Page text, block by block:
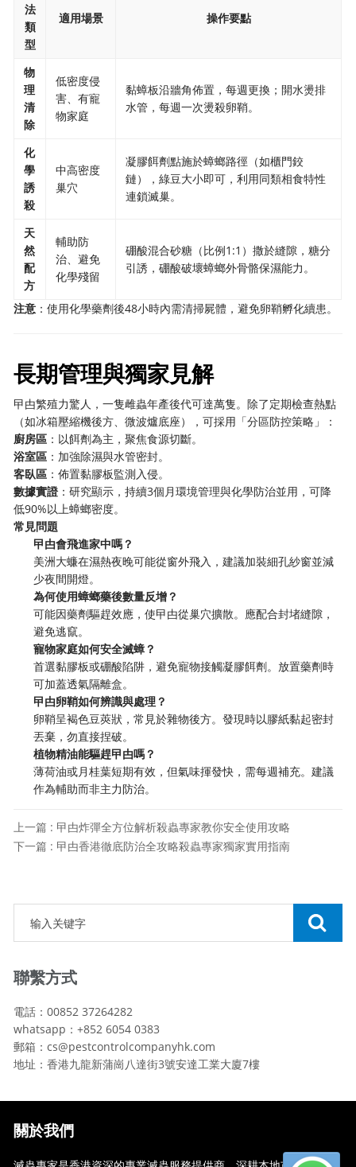
法
類
型
適用場景 操作要點
物
理
清
除
低密度侵
害、有寵
物家庭
黏蟑板沿牆角佈置，每週更換；開水燙排
水管，每週一次燙殺卵鞘。
化
學
誘
殺
中高密度
巢穴
凝膠餌劑點施於蟑螂路徑（如櫃門鉸
鏈），綠豆大小即可，利用同類相食特性
連鎖滅巢。
天
然
配
方
輔助防
治、避免
化學殘留
硼酸混合砂糖（比例1:1）撒於縫隙，糖分
引誘，硼酸破壞蟑螂外骨骼保濕能力。
注意 ：使用化學藥劑後48小時內需清掃屍體，避免卵鞘孵化續患。
長期管理與獨家見解
曱甴繁殖力驚人，一隻雌蟲年產後代可達萬隻。除了定期檢查熱點
（如冰箱壓縮機後方、微波爐底座），可採用「分區防控策略」：
廚房區 ：以餌劑為主，聚焦食源切斷。
浴室區 ：加強除濕與水管密封。
客臥區 ：佈置黏膠板監測入侵。
數據實證 ：研究顯示，持續3個月環境管理與化學防治並用，可降
低90%以上蟑螂密度。
常見問題
曱甴會飛進家中嗎？
美洲大蠊在濕熱夜晚可能從窗外飛入，建議加裝細孔紗窗並減
少夜間開燈。
為何使用蟑螂藥後數量反增？
可能因藥劑驅趕效應，使曱甴從巢穴擴散。應配合封堵縫隙，
避免逃竄。
寵物家庭如何安全滅蟑？
首選黏膠板或硼酸陷阱，避免寵物接觸凝膠餌劑。放置藥劑時
可加蓋透氣隔離盒。
曱甴卵鞘如何辨識與處理？
卵鞘呈褐色豆莢狀，常見於雜物後方。發現時以膠紙黏起密封
丟棄，勿直接捏破。
植物精油能驅趕曱甴嗎？
薄荷油或月桂葉短期有效，但氣味揮發快，需每週補充。建議
作為輔助而非主力防治。
上一篇 : 曱甴炸彈全方位解析殺蟲專家教你安全使用攻略
下一篇 : 曱甴香港徹底防治全攻略殺蟲專家獨家實用指南
聯繫方式
電話：00852 37264282
whatsapp：+852 6054 0383
郵箱：cs@pestcontrolcompanyhk.com
地址：香港九龍新蒲崗八達街3號安達工業大廈7樓
關於我們